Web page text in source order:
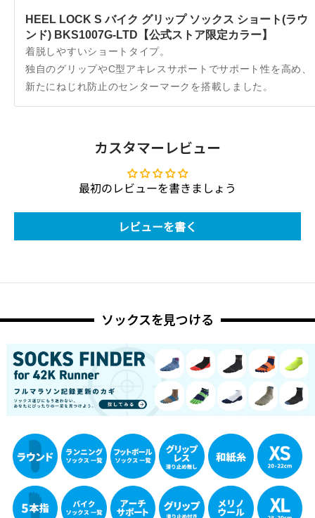
HEEL LOCK S バイク グリップ ソックス ショート(ラウ
ンド) BKS1007G-LTD【公式ストア限定カラー】
着脱しやすいショートタイプ。
独自のグリップやC型アキレスサポートでサポート性を高め、
新たにねじれ防止のセンターマークを搭載しました。
カスタマーレビュー
最初のレビューを書きましょう
レビューを書く
ソックスを見つける